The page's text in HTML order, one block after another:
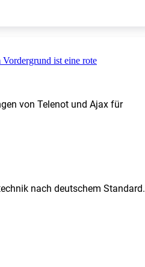
von Telenot und Ajax für
nach deutschem Standard.